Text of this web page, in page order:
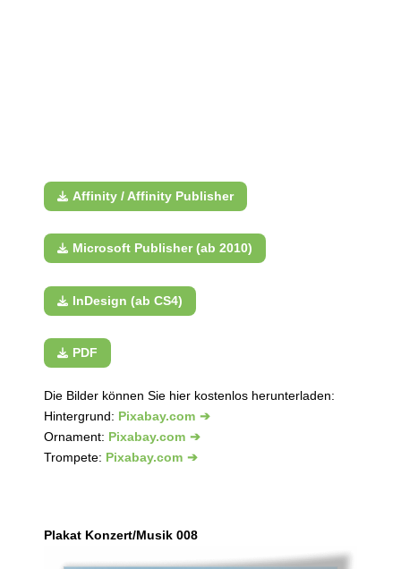
Affinity / Affinity Publisher
Microsoft Publisher (ab 2010)
InDesign (ab CS4)
PDF
Die Bilder können Sie hier kostenlos herunterladen:
Hintergrund: Pixabay.com
Ornament: Pixabay.com
Trompete: Pixabay.com
Plakat Konzert/Musik 008